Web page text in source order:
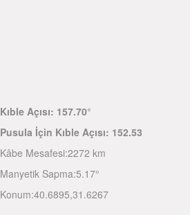
Kıble Açısı: 157.70°
Pusula İçin Kıble Açısı: 152.53
Kâbe Mesafesi:2272 km
Manyetik Sapma:5.17°
Konum:40.6895,31.6267